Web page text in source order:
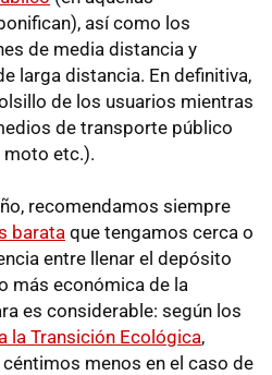
así como los
de media distancia y
larga distancia. En definitiva,
de los usuarios mientras
de transporte público
moto etc.).
recomendamos siempre
barata que tengamos cerca o
entre llenar el depósito
más económica de la
es considerable: según los
la Transición Ecológica,
menos en el caso de